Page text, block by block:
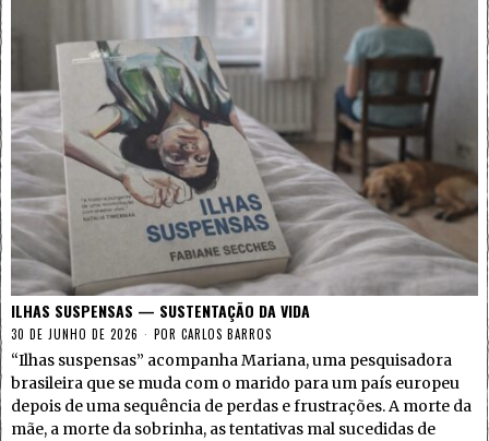
ILHAS SUSPENSAS — SUSTENTAÇÃO DA VIDA
30 DE JUNHO DE 2026 POR CARLOS BARROS
“Ilhas suspensas” acompanha Mariana, uma pesquisadora
brasileira que se muda com o marido para um país europeu
depois de uma sequência de perdas e frustrações. A morte da
mãe, a morte da sobrinha, as tentativas mal sucedidas de